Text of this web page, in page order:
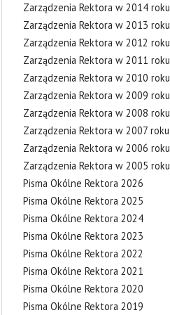
Zarządzenia Rektora w 2014 roku
Zarządzenia Rektora w 2013 roku
Zarządzenia Rektora w 2012 roku
Zarządzenia Rektora w 2011 roku
Zarządzenia Rektora w 2010 roku
Zarządzenia Rektora w 2009 roku
Zarządzenia Rektora w 2008 roku
Zarządzenia Rektora w 2007 roku
Zarządzenia Rektora w 2006 roku
Zarządzenia Rektora w 2005 roku
Pisma Okólne Rektora 2026
Pisma Okólne Rektora 2025
Pisma Okólne Rektora 2024
Pisma Okólne Rektora 2023
Pisma Okólne Rektora 2022
Pisma Okólne Rektora 2021
Pisma Okólne Rektora 2020
Pisma Okólne Rektora 2019